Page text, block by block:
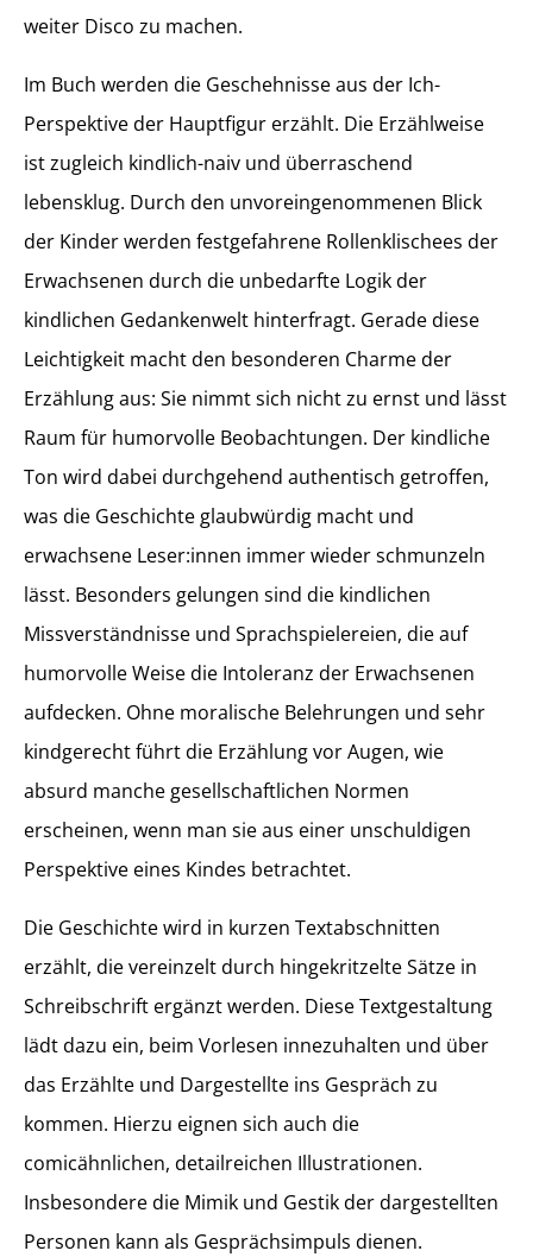
weiter Disco zu machen.
Im Buch werden die Geschehnisse aus der Ich-
Perspektive der Hauptfigur erzählt. Die Erzählweise
ist zugleich kindlich-naiv und überraschend
lebensklug. Durch den unvoreingenommenen Blick
der Kinder werden festgefahrene Rollenklischees der
Erwachsenen durch die unbedarfte Logik der
kindlichen Gedankenwelt hinterfragt. Gerade diese
Leichtigkeit macht den besonderen Charme der
Erzählung aus: Sie nimmt sich nicht zu ernst und lässt
Raum für humorvolle Beobachtungen. Der kindliche
Ton wird dabei durchgehend authentisch getroffen,
was die Geschichte glaubwürdig macht und
erwachsene Leser:innen immer wieder schmunzeln
lässt. Besonders gelungen sind die kindlichen
Missverständnisse und Sprachspielereien, die auf
humorvolle Weise die Intoleranz der Erwachsenen
aufdecken. Ohne moralische Belehrungen und sehr
kindgerecht führt die Erzählung vor Augen, wie
absurd manche gesellschaftlichen Normen
erscheinen, wenn man sie aus einer unschuldigen
Perspektive eines Kindes betrachtet.
Die Geschichte wird in kurzen Textabschnitten
erzählt, die vereinzelt durch hingekritzelte Sätze in
Schreibschrift ergänzt werden. Diese Textgestaltung
lädt dazu ein, beim Vorlesen innezuhalten und über
das Erzählte und Dargestellte ins Gespräch zu
kommen. Hierzu eignen sich auch die
comicähnlichen, detailreichen Illustrationen.
Insbesondere die Mimik und Gestik der dargestellten
Personen kann als Gesprächsimpuls dienen.